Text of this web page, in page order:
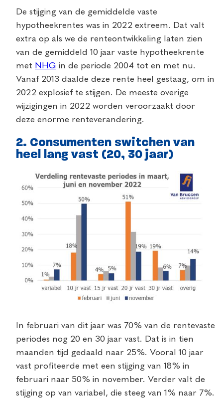
De stijging van de gemiddelde vaste
hypotheekrentes was in 2022 extreem. Dat valt
extra op als we de renteontwikkeling laten zien
van de gemiddeld 10 jaar vaste hypotheekrente
met NHG in de periode 2004 tot en met nu.
Vanaf 2013 daalde deze rente heel gestaag, om in
2022 explosief te stijgen. De meeste overige
wijzigingen in 2022 worden veroorzaakt door
deze enorme renteverandering.
2. Consumenten switchen van
heel lang vast (20, 30 jaar)
In februari van dit jaar was 70% van de rentevaste
periodes nog 20 en 30 jaar vast. Dat is in tien
maanden tijd gedaald naar 25%. Vooral 10 jaar
vast profiteerde met een stijging van 18% in
februari naar 50% in november. Verder valt de
stijging op van variabel, die steeg van 1% naar 7%.